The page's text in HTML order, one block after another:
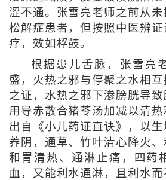
涩不通。张雪亮老师之前从
松解症患者，但按照中医辨
疗，效如桴鼓。
根据患儿舌脉，张雪亮
盛，火热之邪与停聚之水相
之证，水热之邪下渗膀胱导
用导赤散合猪苓汤加减以清
出自《小儿药证直诀》，以
养阴，通草、竹叶清心降火
和胃清热、通淋止痛，四药
血，又能利水通淋，且利水